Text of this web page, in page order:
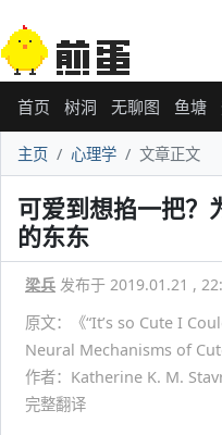
首页 树洞 无聊图 鱼塘
主页 心理学 文章正文
可爱到想掐一把？
的东东
梁兵 发布于 2019.01.21 ,
原文：《“It’s so Cute I
Neural Mechanisms of
作者：Katherine K. M.
完整翻译